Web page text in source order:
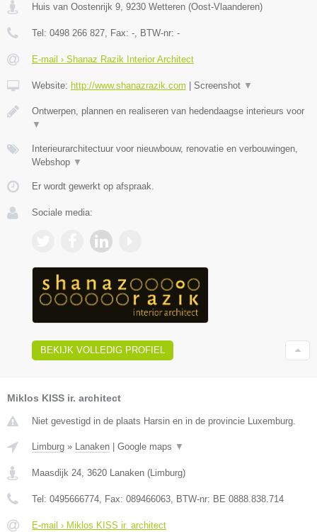
Huis van Oostenrijk 9 9230 Wetteren (Oost-Vlaanderen)
Tel: 0498 266 827 , Fax: - , BTW-nr: -
E-mail › Shanaz Razik Interior Architect
Website: http://www.shanazrazik.com | Screenshot ▼
Ontwerpen, plannen en realiseren van hedendaagse interieurs voor
▼
Interieurarchitectuur voor nieuwbouw, renovatie en verbouwingen,
Webshop ▼
Er wordt gewerkt op afspraak.
Sociale media:
BEKIJK VOLLEDIG PROFIEL
Miklos KISS ir. architect
Niet gevestigd in de plaats Harsin en in de provincie Luxemburg.
Limburg » Lanaken Google maps ▼
Maasdijk 24, 3620 Lanaken (Limburg)
Tel: 0495666774, Fax: 089466063, BTW-nr: BE 0888.838.714
E-mail › Miklos KISS ir. architect